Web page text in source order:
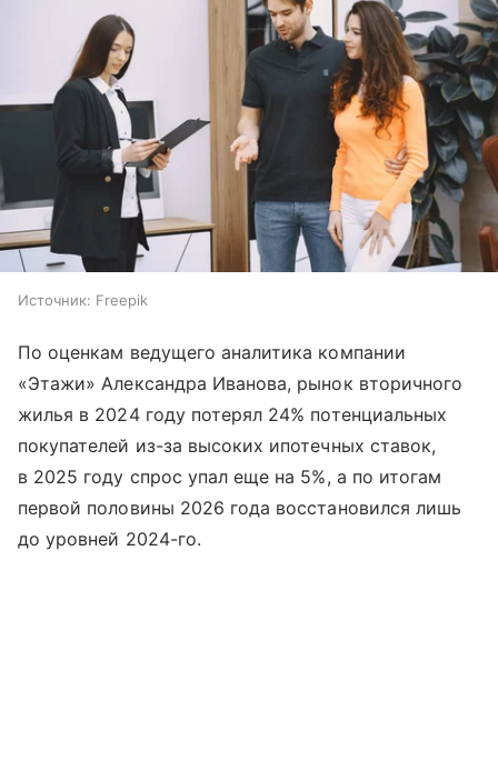
Источник: Freepik
По оценкам ведущего аналитика компании
«Этажи» Александра Иванова, рынок вторичного
жилья в 2024 году потерял 24% потенциальных
покупателей из-за высоких ипотечных ставок,
в 2025 году спрос упал еще на 5%, а по итогам
первой половины 2026 года восстановился лишь
до уровней 2024-го.